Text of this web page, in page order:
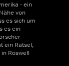
- ein
von
es sich um
es ein
ein Rätsel,
Roswell